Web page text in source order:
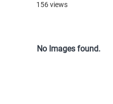
i
e
156 views
No Images found.